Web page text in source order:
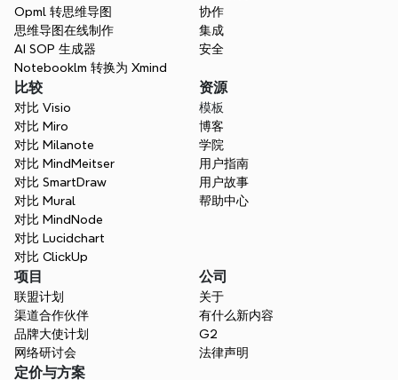
Opml 转思维导图
思维导图在线制作
AI SOP 生成器
Notebooklm 转换为 Xmind
协作
集成
安全
比较
对比 Visio
对比 Miro
对比 Milanote
对比 MindMeitser
对比 SmartDraw
对比 Mural
对比 MindNode
对比 Lucidchart
对比 ClickUp
资源
模板
博客
学院
用户指南
用户故事
帮助中心
项目
联盟计划
渠道合作伙伴
品牌大使计划
网络研讨会
公司
关于
有什么新内容
G2
法律声明
定价与方案